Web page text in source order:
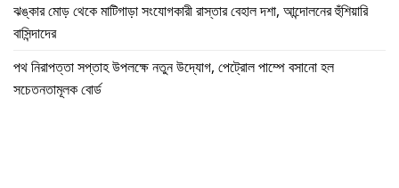
ঝঙ্কার মোড় থেকে মাটিগাড়া সংযোগকারী রাস্তার বেহাল দশা, আন্দোলনের হুঁশিয়ারি
বাসিন্দাদের
পথ নিরাপত্তা সপ্তাহ উপলক্ষে নতুন উদ্যোগ, পেট্রোল পাম্পে বসানো হল
সচেতনতামূলক বোর্ড